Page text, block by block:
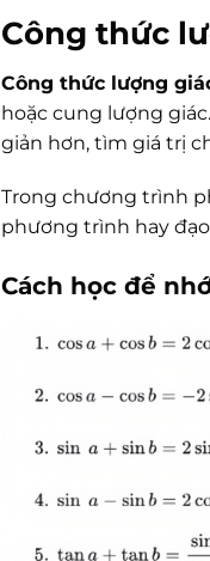
Công thức
Công thức lượng
hoặc cung lượng
giản hơn, tìm giá trị
Trong chương trình
phương trình hay
Cách học để